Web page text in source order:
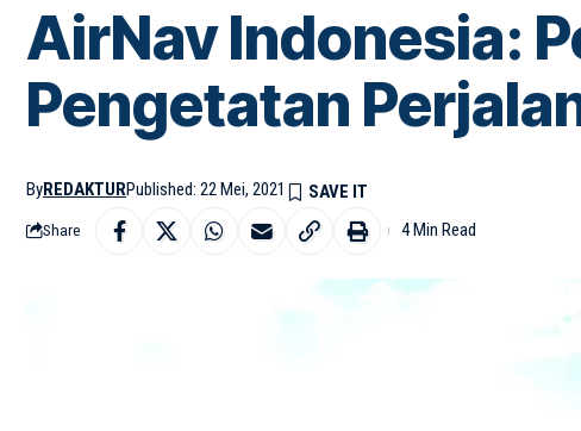
AirNav Indonesia:
Pengetatan
ByREDAKTURPublished: 22 Mei, 2021
Share 4 Min Read